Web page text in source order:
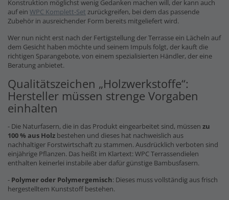
Konstruktion möglichst wenig Gedanken machen will, der kann auch
auf ein WPC Komplett-Set zurückgreifen, bei dem das passende
Zubehör in ausreichender Form bereits mitgeliefert wird.
Wer nun nicht erst nach der Fertigstellung der Terrasse ein Lächeln auf
dem Gesicht haben möchte und seinem Impuls folgt, der kauft die
richtigen Sparangebote, von einem spezialisierten Händler, der eine
Beratung anbietet.
Qualitätszeichen „Holzwerkstoffe“:
Hersteller müssen strenge Vorgaben
einhalten
- Die Naturfasern, die in das Produkt eingearbeitet sind, müssen zu
100 % aus Holz bestehen und dieses hat nachweislich aus
nachhaltiger Forstwirtschaft zu stammen. Ausdrücklich verboten sind
einjährige Pflanzen. Das heißt im Klartext: WPC Terrassendielen
enthalten keinerlei instabile aber dafür günstige Bambusfasern.
- Polymer oder Polymergemisch: Dieses muss vollständig aus frisch
hergestelltem Kunststoff bestehen.